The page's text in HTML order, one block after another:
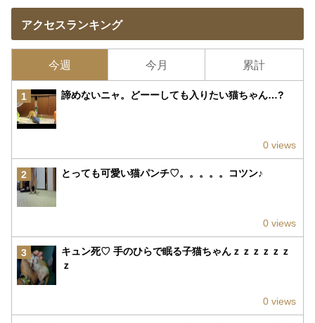
アクセスランキング
今週 今月 累計
1 諦めないニャ。どーーしても入りたい猫ちゃん…?
0 views
2 とっても可愛い猫パンチ♡。。。。。コツン♪
0 views
3
キュン死♡ 手のひらで眠る子猫ちゃんｚｚｚｚｚｚ
ｚ
0 views